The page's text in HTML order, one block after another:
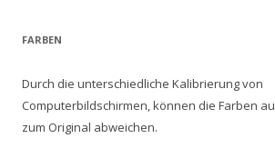
FARBEN
Durch die unterschiedliche Kalibrierung von
Computerbildschirmen, können die Farben
zum Original abweichen.